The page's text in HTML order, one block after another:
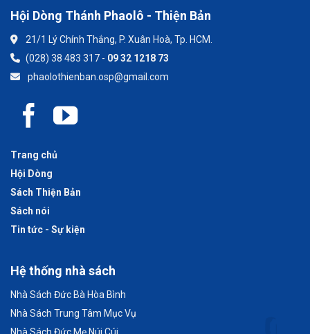
Hội Dòng Thánh Phaolô - Thiện Bản
21/1 Lý Chính Thắng, P. Xuân Hoà, Tp. HCM.
(028) 38 483 317 - 09 32 1218 73
phaolothienban.osp@gmail.com
Trang chủ
Hội Dòng
Sách Thiện Bản
Sách nói
Tin tức - Sự kiện
Hệ thống nhà sách
Nhà Sách Đức Bà Hòa Bình
Nhà Sách Trung Tâm Mục Vụ